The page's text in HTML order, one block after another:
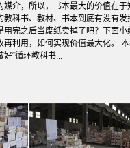
媒介，所以，书本最大的价值在
教科书、教材、书本到底有没有
用完之后当废纸卖掉了吧？下面
再利用，如何实现价值最大化。
“循环教科书...